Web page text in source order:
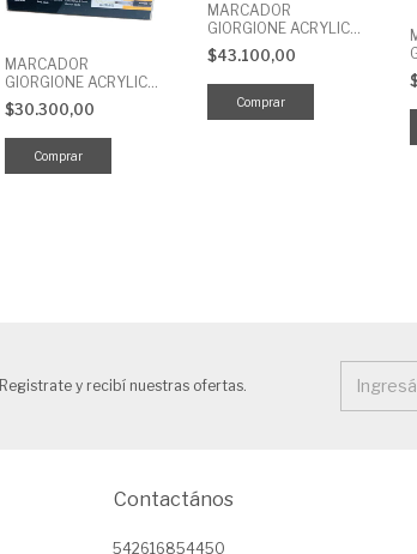
MARCADOR
GIORGIONE ACRYLIC
OUTLINE VALVULA
1.2MM X 12 UNID
$30.300,00
MARCADOR
GIORGIONE ACRYLIC
VALVULA 1MM X 24
UNID
$43.100,00
Registrate y recibí nuestras ofertas.
Contactános
542616854450